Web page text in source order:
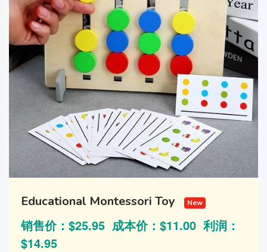
Educational Montessori Toy New
销售价：$25.95 成本价：$11.00 利润：
$14.95